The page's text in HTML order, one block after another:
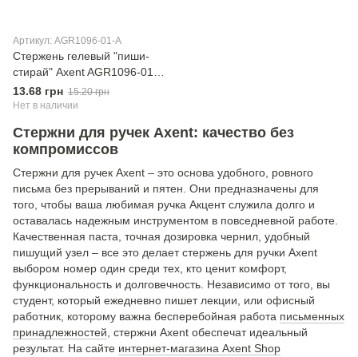
Артикул: AGR1096-01-A
Стержень гелевый "пиши-
стирай" Axent AGR1096-01-
A,129 мм, 0.5 мм, черный
13.68 грн 15.20 грн
Нет в наличии
Стержни для ручек Axent: качество без
компромиссов
Стержни для ручек Axent – ​​это основа удобного, ровного
письма без прерываний и пятен. Они предназначены для
того, чтобы ваша любимая ручка Акцент служила долго и
оставалась надежным инструментом в повседневной работе.
Качественная паста, точная дозировка чернил, удобный
пишущий узел – все это делает стержень для ручки Axent
выбором номер один среди тех, кто ценит комфорт,
функциональность и долговечность. Независимо от того, вы
студент, который ежедневно пишет лекции, или офисный
работник, которому важна бесперебойная работа письменных
принадлежностей, стержни Axent обеспечат идеальный
результат. На сайте интернет-магазина Axent Shop